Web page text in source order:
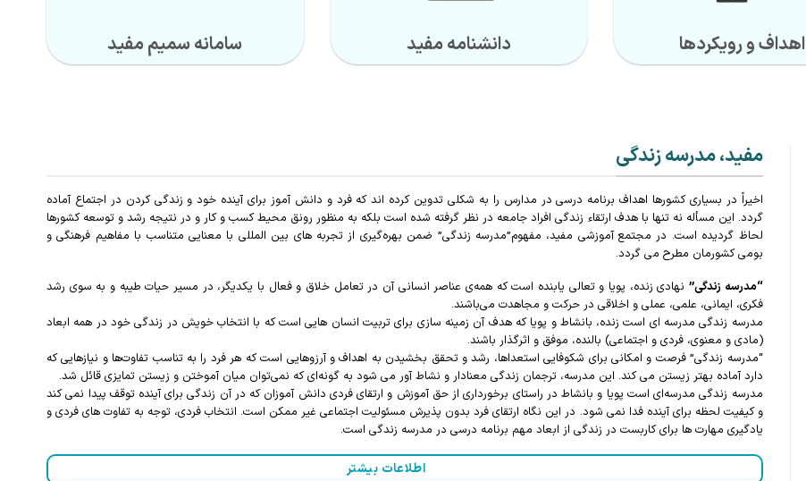
اهداف و رویکردها دانشنامه مفید سامانه سمیم مفید
مفید، مدرسه زندگی
اخیراً در بسیاری کشورها اهداف برنامه درسی در مدارس را به شکلی تدوین کرده اند که فرد و دانش آموز برای آینده خود و زندگی کردن در اجتماع آماده
گردد. این مسأله نه تنها با هدف ارتقاء زندگی افراد جامعه در نظر گرفته شده است بلکه به منظور رونق محیط کسب و کار و در نتیجه رشد و توسعه کشورها
لحاظ گردیده است. در مجتمع آموزشی مفید، مفهوم”مدرسه زندگی” ضمن بهره‌گیری از تجربه های بین المللی با معنایی متناسب با مفاهیم فرهنگی و
بومی کشورمان مطرح می گردد.
“مدرسه زندگی”نهادی زنده، پویا و تعالی یابنده است که همه‌ی عناصر انسانی آن در تعامل خلاق و فعال با یکدیگر، در مسیر حیات طیبه و به سوی رشد
فکری، ایمانی، علمی، عملی و اخلاقی در حرکت و مجاهدت می‌باشند.
مدرسه زندگی مدرسه ای است زنده، بانشاط و پویا که هدف آن زمینه سازی برای تربیت انسان هایی است که با انتخاب خویش در زندگی خود در همه ابعاد
(مادی و معنوی، فردی و اجتماعی) بالنده، موفق و اثرگذار باشند.
“مدرسه زندگی” فرصت و امکانی برای شکوفایی استعداها، رشد و تحقق بخشیدن به اهداف و آرزوهایی است که هر فرد را به تناسب تفاوت‌ها و نیازهایی که
دارد آماده بهتر زیستن می کند. این مدرسه، ترجمان زندگی معنادار و نشاط آور می شود به گونه‌ای که نمی‌توان میان آموختن و زیستن تمایزی قائل شد.
مدرسه زندگی مدرسه‌ای است پویا و بانشاط در راستای برخورداری از حق آموزش و ارتقای فردی دانش آموزان که در آن زندگی برای آینده توقف پیدا نمی کند
و کیفیت لحظه برای آینده فدا نمی شود. در این نگاه ارتقای فرد بدون پذیرش مسئولیت اجتماعی غیر ممکن است. انتخاب فردی، توجه به تفاوت های فردی و
یادگیری مهارت ها برای کاربست در زندگی از ابعاد مهم برنامه درسی در مدرسه زندگی است.
اطلاعات بیشتر